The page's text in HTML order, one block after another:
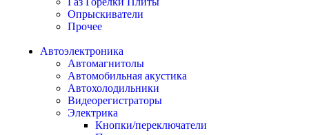
Опрыскиватели
Прочее
Автоэлектроника
Автомагнитолы
Автомобильная акустика
Автохолодильники
Видеорегистраторы
Электрика
Кнопки/переключатели